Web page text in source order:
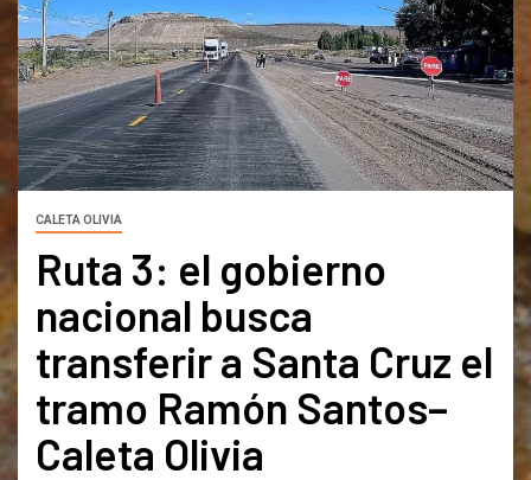
CALETA OLIVIA
Ruta 3: el gobierno
nacional busca
transferir a Santa Cruz el
tramo Ramón Santos–
Caleta Olivia